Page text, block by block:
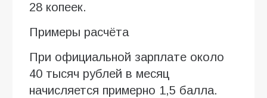
28 копеек.
Примеры расчёта
При официальной зарплате около
40 тысяч рублей в месяц
начисляется примерно 1,5 балла.